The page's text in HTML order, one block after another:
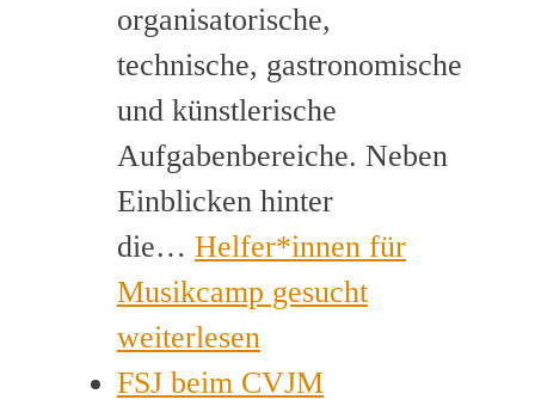
organisatorische,
technische, gastronomische
und künstlerische
Aufgabenbereiche. Neben
Einblicken hinter
die… Helfer*innen für
Musikcamp gesucht
weiterlesen
FSJ beim CVJM